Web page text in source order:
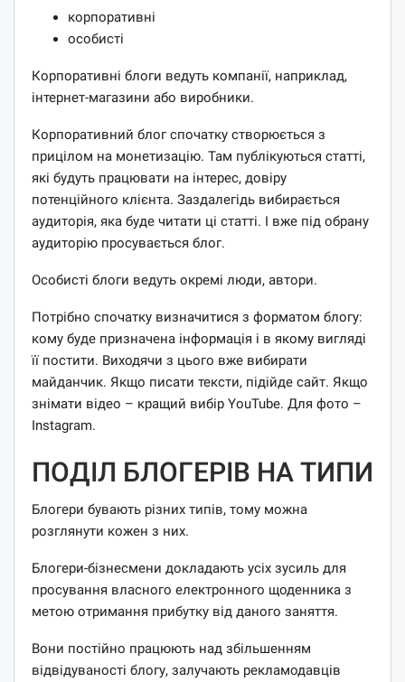
корпоративні
особисті
Корпоративні блоги ведуть компанії, наприклад,
інтернет-магазини або виробники.
Корпоративний блог спочатку створюється з
прицілом на монетизацію. Там публікуються статті,
які будуть працювати на інтерес, довіру
потенційного клієнта. Заздалегідь вибирається
аудиторія, яка буде читати ці статті. І вже під обрану
аудиторію просувається блог.
Особисті блоги ведуть окремі люди, автори.
Потрібно спочатку визначитися з форматом блогу:
кому буде призначена інформація і в якому вигляді
її постити. Виходячи з цього вже вибирати
майданчик. Якщо писати тексти, підійде сайт. Якщо
знімати відео – кращий вибір YouTube. Для фото –
Instagram.
ПОДІЛ БЛОГЕРІВ НА ТИПИ
Блогери бувають різних типів, тому можна
розглянути кожен з них.
Блогери-бізнесмени докладають усіх зусиль для
просування власного електронного щоденника з
метою отримання прибутку від даного заняття.
Вони постійно працюють над збільшенням
відвідуваності блогу, залучають рекламодавців